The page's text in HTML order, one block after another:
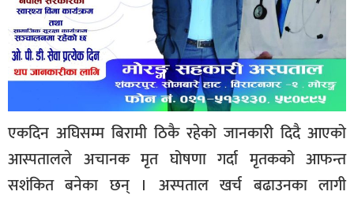
एकदिन अघिसम्म बिरामी ठिकै रहेको जानकारी दिदै आएको
आस्पतालले अचानक मृत घोषणा गर्दा मृतकको आफन्त
सशंकित बनेका छन् । अस्पताल खर्च बढाउनका लागी